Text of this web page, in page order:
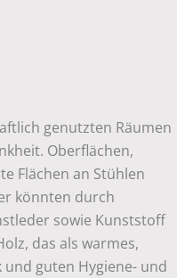
genutzten Räumen
Oberflächen,
Flächen an Stühlen
könnten durch
sowie Kunststoff
das als warmes,
guten Hygiene- und